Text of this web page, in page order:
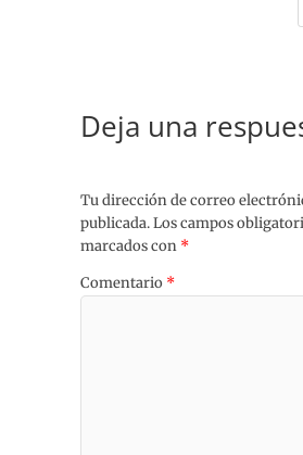
Deja una
Tu dirección de correo
publicada.Los campos
marcados con *
Comentario *